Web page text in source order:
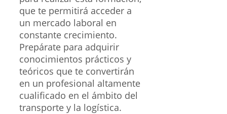
que te permitirá acceder a
un mercado laboral en
constante crecimiento.
Prepárate para adquirir
conocimientos prácticos y
teóricos que te convertirán
en un profesional altamente
cualificado en el ámbito del
transporte y la logística.